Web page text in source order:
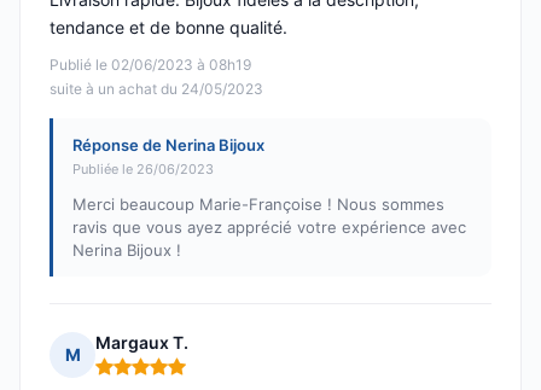
Publié le 02/06/2023 à 08h19
suite à un achat du 24/05/2023
tendance et de bonne qualité.
Réponse de Nerina Bijoux
Publiée le 26/06/2023
Merci beaucoup Marie-Françoise ! Nous sommes
ravis que vous ayez apprécié votre expérience avec
Nerina Bijoux !
M
Margaux T.
Note : 5 sur 5